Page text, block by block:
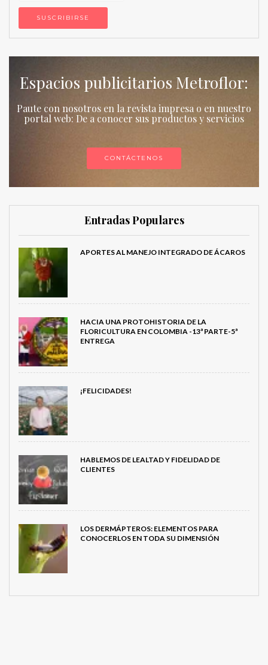
Espacios publicitarios Metroflor:
Paute con nosotros en la revista impresa o en nuestro
portal web: De a conocer sus productos y servicios
CONTÁCTENOS
Entradas Populares
APORTES AL MANEJO INTEGRADO DE ÁCAROS
HACIA UNA PROTOHISTORIA DE LA
FLORICULTURA EN COLOMBIA -13ª PARTE-5ª
ENTREGA
¡FELICIDADES!
HABLEMOS DE LEALTAD Y FIDELIDAD DE
CLIENTES
LOS DERMÁPTEROS: ELEMENTOS PARA
CONOCERLOS EN TODA SU DIMENSIÓN